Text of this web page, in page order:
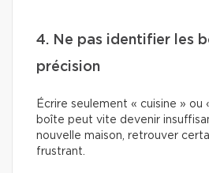
4. Ne pas identifier les
précision
Écrire seulement « cuisine » ou
boîte peut vite devenir
nouvelle maison, retrouver
frustrant.